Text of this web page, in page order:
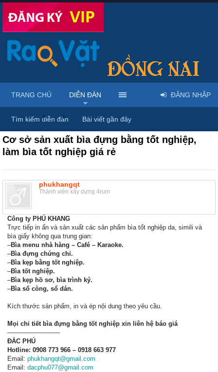
Diễn đàn ... Rao vặt tổng hợp - Uy tín - Miễn phí
Cơ sở sản xuất bìa đựng bằng tốt nghiệp,
làm bìa tốt nghiệp giá rẻ
phukhangqt
Thành viên xây dựng 4rum
Công ty PHÚ KHANG
Trực tiếp in ấn và sản xuất các sản phẩm bìa tốt nghiệp da, simili và
bìa giấy không qua trung gian:
–Bìa menu nhà hàng – Café – Karaoke.
–Bìa đựng chứng chỉ.
–Bìa kẹp bằng tốt nghiệp.
–Bìa tốt nghiệp.
–Bìa kẹp hồ sơ, bìa trình ký.
–Bìa sổ còng, sổ dán.
Kích thước sản phẩm, in và ép nội dung theo yêu cầu.
Mọi chi tiết bìa đựng bằng tốt nghiệp xin liên hệ báo giá
————————-
ĐẮC PHÚ
Hotline: 0908 773 966 – 0918 663 977
Email: phukhangqt@gmail.com
Email: dacphu077@gmail.com
TRANG CHỦ DIỄN ĐÀN
Tìm kiếm diễn đàn Bài viết gần đây
ĐĂNG NHẬP